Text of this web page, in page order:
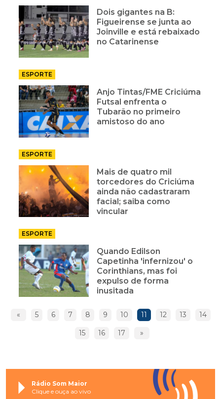
Dois gigantes na B:
Figueirense se junta ao
Joinville e está rebaixado
no Catarinense
ESPORTE
Anjo Tintas/FME Criciúma
Futsal enfrenta o
Tubarão no primeiro
amistoso do ano
ESPORTE
Mais de quatro mil
torcedores do Criciúma
ainda não cadastraram
facial; saiba como
vincular
ESPORTE
Quando Edilson
Capetinha 'infernizou' o
Corinthians, mas foi
expulso de forma
inusitada
« 5 6 7 8 9 10 11 12 13 14
15 16 17 »
Rádio Som Maior
Clique e ouça ao vivo